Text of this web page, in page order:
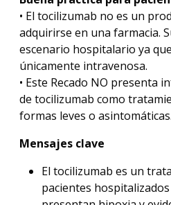
• El tocilizumab no es un
adquirirse en una farmacia.
escenario hospitalario ya
únicamente intravenosa.
• Este Recado NO presenta
de tocilizumab como
formas leves o asintomáticas.
Mensajes clave
El tocilizumab es un
pacientes